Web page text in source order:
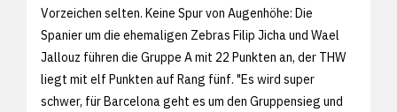
Vorzeichen selten. Keine Spur von Augenhöhe: Die
Spanier um die ehemaligen Zebras Filip Jicha und Wael
Jallouz führen die Gruppe A mit 22 Punkten an, der THW
liegt mit elf Punkten auf Rang fünf. "Es wird super
schwer, für Barcelona geht es um den Gruppensieg und